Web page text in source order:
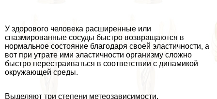
У здорового человека расширенные или
спазмированные сосуды быстро возвращаются в
нормальное состояние благодаря своей эластичности, а
вот при утрате ими эластичности организму сложно
быстро перестраиваться в соответствии с динамикой
окружающей среды.
Выделяют три степени метеозависимости.